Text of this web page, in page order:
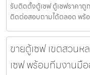
รับติดตั้งตู้เซฟ ตู้เซฟราคาถู
ติดต่อสอบถามได้ตลอด พร้
ขายตู้เซฟ เขตสวน
เซฟ พร้อมทีมงานมื